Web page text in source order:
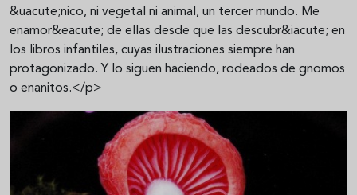
&uacute;nico, ni vegetal ni animal, un tercer mundo. Me
enamor&eacute; de ellas desde que las descubr&iacute; en
los libros infantiles, cuyas ilustraciones siempre han
protagonizado. Y lo siguen haciendo, rodeados de gnomos
o enanitos.</p>